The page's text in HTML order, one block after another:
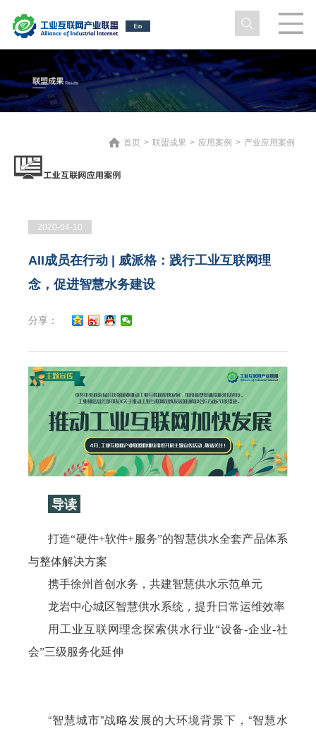
首页 > 联盟成果 > 应用案例 > 产业应用案例
2020-04-10
AII成员在行动 | 威派格：践行工业互联网理
念，促进智慧水务建设
分享：
导读
打造“硬件+软件+服务”的智慧供水全套产品体系
与整体解决方案
携手徐州首创水务，共建智慧供水示范单元
龙岩中心城区智慧供水系统，提升日常运维效率
用工业互联网理念探索供水行业“设备-企业-社
会”三级服务化延伸
“智慧城市”战略发展的大环境背景下，“智慧水